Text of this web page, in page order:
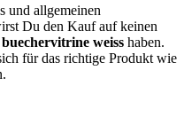
und allgemeinen
Du den Kauf auf keinen
buechervitrine weiss haben.
für das richtige Produkt wie